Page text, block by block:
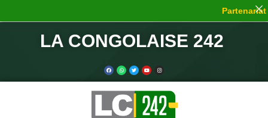
LA CONGOLAISE 242
Partenariat